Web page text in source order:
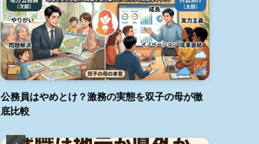
公務員はやめとけ？激務の実態を双子の母が徹
底比較